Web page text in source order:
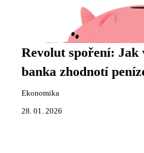
Revolut spoření: Jak
banka zhodnotí
Ekonomika
28. 01. 2026